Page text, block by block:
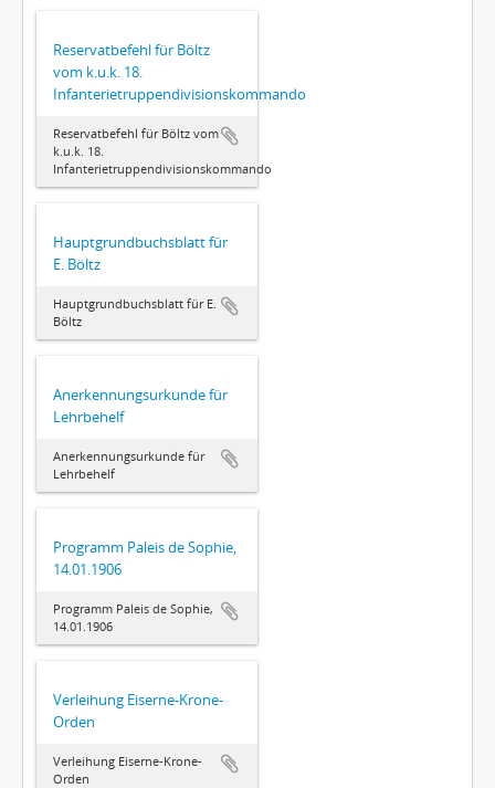
Reservatbefehl für Böltz
vom k.u.k. 18.
Infanterietruppendivisionskommando
Reservatbefehl für Böltz vom
k.u.k. 18.
Infanterietruppendivisionskommando
Hauptgrundbuchsblatt für
E. Böltz
Hauptgrundbuchsblatt für E.
Böltz
Anerkennungsurkunde für
Lehrbehelf
Anerkennungsurkunde für
Lehrbehelf
Programm Paleis de Sophie,
14.01.1906
Programm Paleis de Sophie,
14.01.1906
Verleihung Eiserne-Krone-
Orden
Verleihung Eiserne-Krone-
Orden